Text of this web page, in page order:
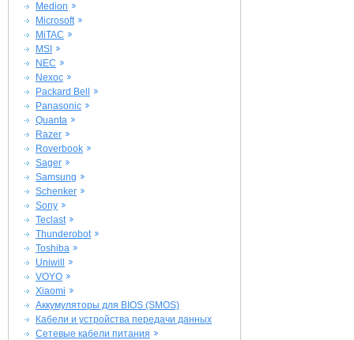
Medion
Microsoft
MiTAC
MSI
NEC
Nexoc
Packard Bell
Panasonic
Quanta
Razer
Roverbook
Sager
Samsung
Schenker
Sony
Teclast
Thunderobot
Toshiba
Uniwill
VOYO
Xiaomi
Аккумуляторы для BIOS (SMOS)
Кабели и устройства передачи данных
Сетевые кабели питания